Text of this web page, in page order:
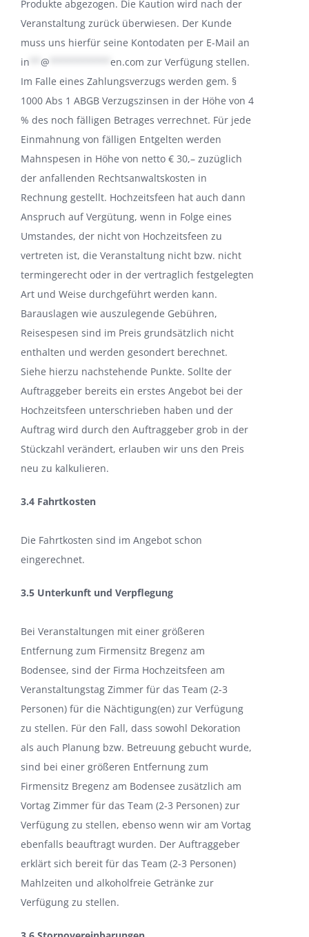
Produkte abgezogen. Die Kaution wird nach der
Veranstaltung zurück überwiesen. Der Kunde
muss uns hierfür seine Kontodaten per E-Mail an
in
@ en.com zur Verfügung stellen.
Im Falle eines Zahlungsverzugs werden gem. §
1000 Abs 1 ABGB Verzugszinsen in der Höhe von 4
% des noch fälligen Betrages verrechnet. Für jede
Einmahnung von fälligen Entgelten werden
Mahnspesen in Höhe von netto € 30,– zuzüglich
der anfallenden Rechtsanwaltskosten in
Rechnung gestellt. Hochzeitsfeen hat auch dann
Anspruch auf Vergütung, wenn in Folge eines
Umstandes, der nicht von Hochzeitsfeen zu
vertreten ist, die Veranstaltung nicht bzw. nicht
termingerecht oder in der vertraglich festgelegten
Art und Weise durchgeführt werden kann.
Barauslagen wie auszulegende Gebühren,
Reisespesen sind im Preis grundsätzlich nicht
enthalten und werden gesondert berechnet.
Siehe hierzu nachstehende Punkte. Sollte der
Auftraggeber bereits ein erstes Angebot bei der
Hochzeitsfeen unterschrieben haben und der
Auftrag wird durch den Auftraggeber grob in der
Stückzahl verändert, erlauben wir uns den Preis
neu zu kalkulieren.
3.4 Fahrtkosten
Die Fahrtkosten sind im Angebot schon
eingerechnet.
3.5 Unterkunft und Verpflegung
Bei Veranstaltungen mit einer größeren
Entfernung zum Firmensitz Bregenz am
Bodensee, sind der Firma Hochzeitsfeen am
Veranstaltungstag Zimmer für das Team (2-3
Personen) für die Nächtigung(en) zur Verfügung
zu stellen. Für den Fall, dass sowohl Dekoration
als auch Planung bzw. Betreuung gebucht wurde,
sind bei einer größeren Entfernung zum
Firmensitz Bregenz am Bodensee zusätzlich am
Vortag Zimmer für das Team (2-3 Personen) zur
Verfügung zu stellen, ebenso wenn wir am Vortag
ebenfalls beauftragt wurden. Der Auftraggeber
erklärt sich bereit für das Team (2-3 Personen)
Mahlzeiten und alkoholfreie Getränke zur
Verfügung zu stellen.